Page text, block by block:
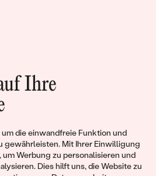
Ihre
die einwandfreie Funktion und
gewährleisten. Mit Ihrer Einwilligung
Werbung zu personalisieren und
Dies hilft uns, die Website zu
wir
Schönheit und